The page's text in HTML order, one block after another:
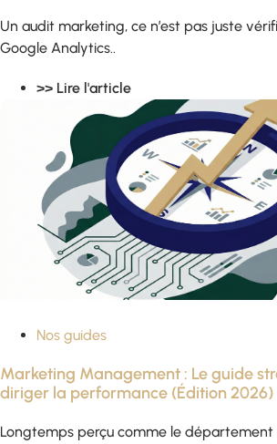
Un audit marketing, ce n’est pas juste
Google Analytics..
>> Lire l'article
Nos guides
Marketing Management : Le guide
diriger la performance (Édition 2026)
Longtemps perçu comme le département